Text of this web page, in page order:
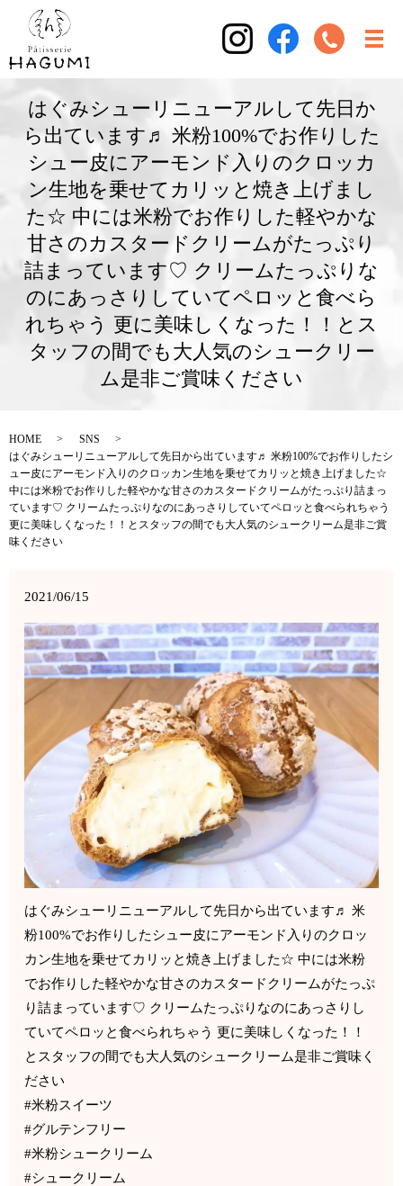
はぐみシューリニューアルして先日か
ら出ています♬ 米粉100%でお作りした
シュー皮にアーモンド入りのクロッカ
ン生地を乗せてカリッと焼き上げまし
た☆ 中には米粉でお作りした軽やかな
甘さのカスタードクリームがたっぷり
詰まっています♡ クリームたっぷりな
のにあっさりしていてペロッと食べら
れちゃう 更に美味しくなった！！とス
タッフの間でも大人気のシュークリー
ム是非ご賞味ください
HOME
SNS
はぐみシューリニューアルして先日から出ています♬ 米粉100%でお作りしたシ
ュー皮にアーモンド入りのクロッカン生地を乗せてカリッと焼き上げました☆
中には米粉でお作りした軽やかな甘さのカスタードクリームがたっぷり詰まっ
ています♡ クリームたっぷりなのにあっさりしていてペロッと食べられちゃう
更に美味しくなった！！とスタッフの間でも大人気のシュークリーム是非ご賞
味ください
2021/06/15
はぐみシューリニューアルして先日から出ています♬ 米
粉100%でお作りしたシュー皮にアーモンド入りのクロッ
カン生地を乗せてカリッと焼き上げました☆ 中には米粉
でお作りした軽やかな甘さのカスタードクリームがたっぷ
り詰まっています♡ クリームたっぷりなのにあっさりし
ていてペロッと食べられちゃう 更に美味しくなった！！
とスタッフの間でも大人気のシュークリーム是非ご賞味く
ださい
#米粉スイーツ
#グルテンフリー
#米粉シュークリーム
#シュークリーム